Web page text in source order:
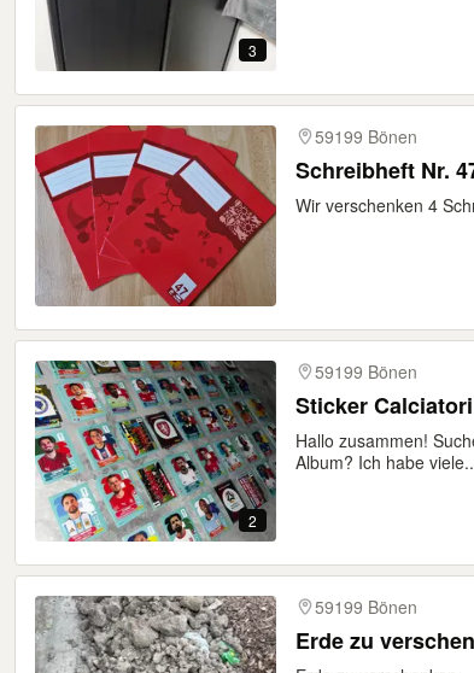
3
59199 Bönen
Schreibheft Nr.
Wir verschenken 4
2
59199 Bönen
Sticker
Hallo zusammen!
Album? Ich habe
59199 Bönen
Erde zu